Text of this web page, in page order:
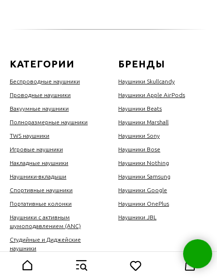
КАТЕГОРИИ
Беспроводные наушники
Проводные наушники
Вакуумные наушники
Полноразмерные наушники
TWS наушники
Игровые наушники
Накладные наушники
Наушники-вкладыши
Спортивные наушники
Портативные колонки
Наушники с активным
шумоподавлением (ANC)
Студийные и Диджейские
наушники
Наушники клипсы
БРЕНДЫ
Наушники Skullcandy
Наушники Apple AirPods
Наушники Beats
Наушники Marshall
Наушники Sony
Наушники Bose
Наушники Nothing
Наушники Samsung
Наушники Google
Наушники OnePlus
Наушники JBL